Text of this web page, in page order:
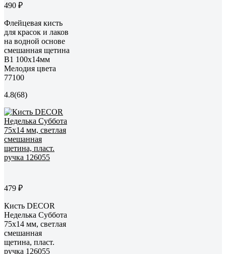
490 ₽
Флейцевая кисть
для красок и лаков
на водной основе
смешанная щетина
В1 100х14мм
Мелодия цвета
77100
4.8(68)
479 ₽
Кисть DECOR
Неделька Суббота
75х14 мм, светлая
смешанная
щетина, пласт.
ручка 126055